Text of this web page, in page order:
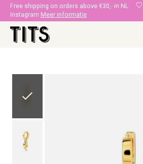
Free shipping on orders above €30,- in NL
Instagram Meer informatie